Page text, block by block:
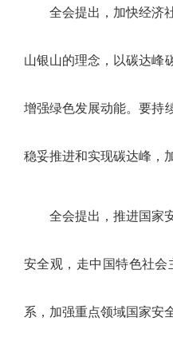
全会提出，加快经济
山银山的理念，以碳达峰
增强绿色发展动能。要持
稳妥推进和实现碳达峰，
全会提出，推进国家
安全观，走中国特色社
系，加强重点领域国家安